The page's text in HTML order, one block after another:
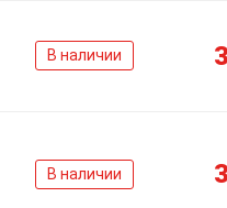
В наличии
В наличии